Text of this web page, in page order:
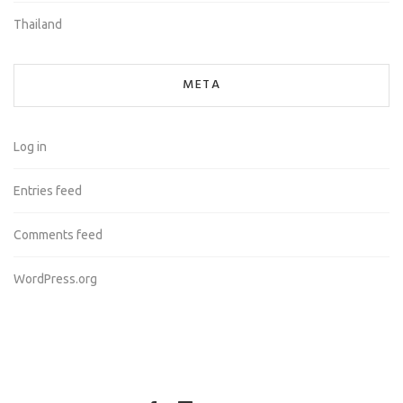
Thailand
META
Log in
Entries feed
Comments feed
WordPress.org